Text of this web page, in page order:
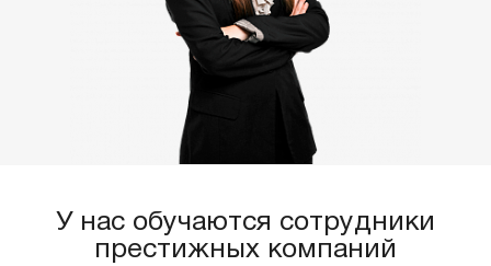
У нас обучаются сотрудники
престижных компаний